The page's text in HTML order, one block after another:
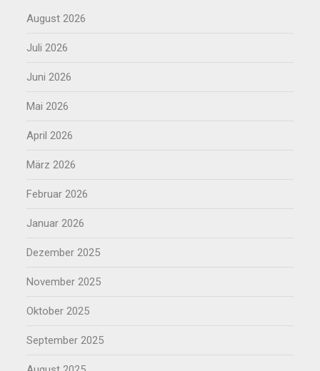
August 2026
Juli 2026
Juni 2026
Mai 2026
April 2026
März 2026
Februar 2026
Januar 2026
Dezember 2025
November 2025
Oktober 2025
September 2025